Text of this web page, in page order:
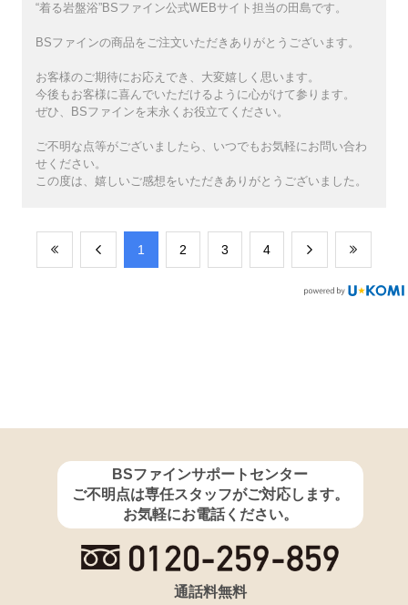
“着る岩盤浴”BSファイン公式WEBサイト担当の田島です。
BSファインの商品をご注文いただきありがとうございます。
お客様のご期待にお応えでき、大変嬉しく思います。
今後もお客様に喜んでいただけるように心がけて参ります。
ぜひ、BSファインを末永くお役立てください。
ご不明な点等がございましたら、いつでもお気軽にお問い合わ
せください。
この度は、嬉しいご感想をいただきありがとうございました。
​1 ​2 ​3 ​4
BSファインサポートセンター
ご不明点は専任スタッフがご対応します。
お気軽にお電話ください。
通話料無料